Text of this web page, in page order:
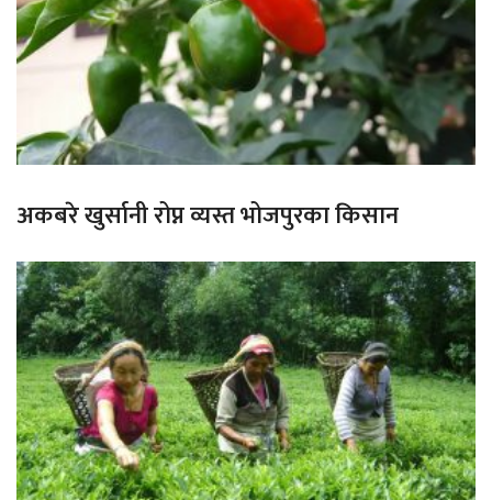
अकबरे खुर्सानी रोप्न व्यस्त भोजपुरका किसान